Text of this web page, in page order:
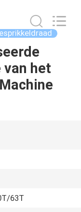
het
63T